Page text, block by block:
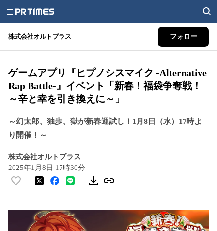
株式会社オルトプラス フォロー
ゲームアプリ『ヒプノシスマイク -Alternative
Rap Battle-』イベント「新春！福袋争奪戦！
～辛と幸を引き換えに～」
～幻太郎、独歩、獄が新春運試し！1月8日（水）17時よ
り開催！～
株式会社オルトプラス
2025年1月8日 17時30分
い